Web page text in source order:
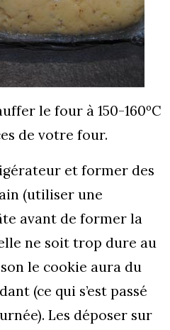
le four à 150-160ºC
de votre four.
et former des
(utiliser une
avant de former la
ne soit trop dure au
le cookie aura du
(ce qui s’est passé
Les déposer sur